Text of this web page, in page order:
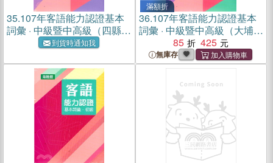
35.107年客語能力認證基本
詞彙 · 中級暨中高級（四縣腔
上、下冊不分售 附USB）
到貨時通知我
滿額折
36.107年客語能力認證基本
詞彙 · 中級暨中高級（大埔腔
上、下冊不分售 附USB）
85 425
無庫存